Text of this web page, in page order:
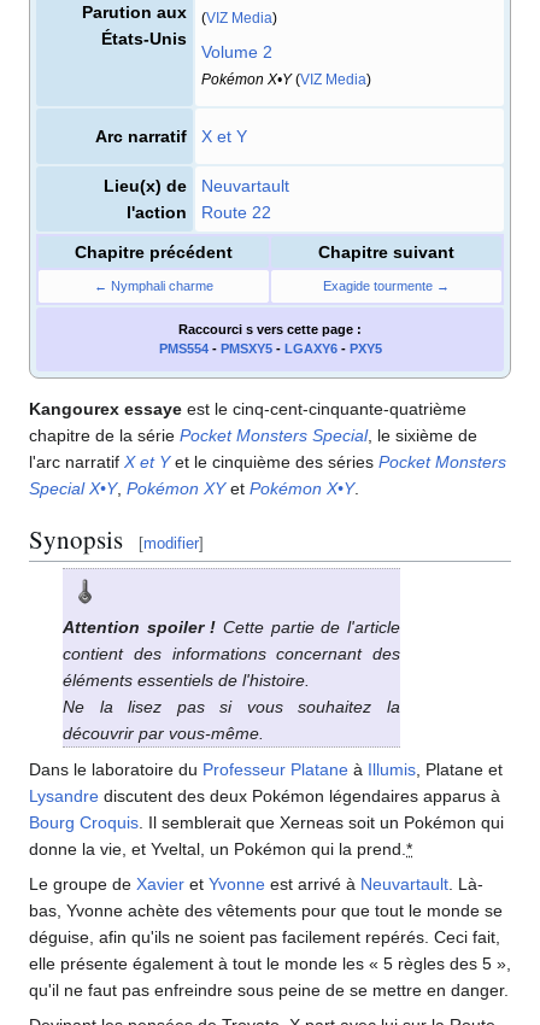
Parution aux
États-Unis
(VIZ Media)
Volume 2
Pokémon X•Y(VIZ Media)
Arc narratif X et Y
Lieu(x) de
l'action
Neuvartault
Route 22
Chapitre précédent Chapitre suivant
← Nymphali charme Exagide tourmente →
Raccourci s vers cette page :
PMS554- PMSXY5- LGAXY6- PXY5
Kangourex essaye est le cinq-cent-cinquante-quatrième
chapitre de la série Pocket Monsters Special, le sixième de
l'arc narratif X et Yet le cinquième des séries Pocket Monsters
Special X•Y, Pokémon XYet Pokémon X•Y.
Synopsis [modifier]
Attention spoiler ! Cette partie de l'article
contient des informations concernant des
éléments essentiels de l'histoire.
Ne la lisez pas si vous souhaitez la
découvrir par vous-même.
Dans le laboratoire du Professeur Platane à Illumis , Platane et
Lysandre discutent des deux Pokémon légendaires apparus à
Bourg Croquis . Il semblerait que Xerneas soit un Pokémon qui
donne la vie, et Yveltal, un Pokémon qui la prend. *
Le groupe de Xavier et Yvonne est arrivé à Neuvartault . Là-
bas, Yvonne achète des vêtements pour que tout le monde se
déguise, afin qu'ils ne soient pas facilement repérés. Ceci fait,
elle présente également à tout le monde les « 5 règles des 5 »,
qu'il ne faut pas enfreindre sous peine de se mettre en danger.